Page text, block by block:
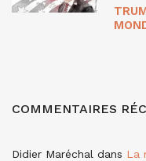
COMMENTAIRES
Didier Maréchal dans La